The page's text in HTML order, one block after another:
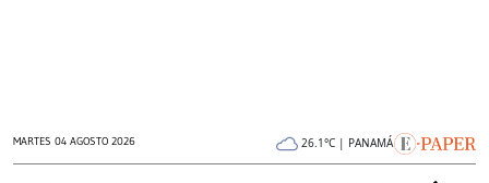
MARTES 04 AGOSTO 2026 26.1°C | PANAMÁ